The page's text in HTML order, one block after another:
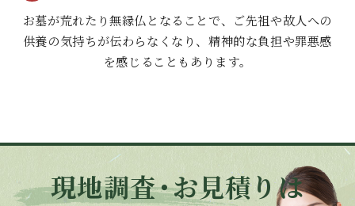
お墓が荒れたり無縁仏となることで、ご先祖や故人への
供養の気持ちが伝わらなくなり、精神的な負担や罪悪感
を感じることもあります。
現地調査・お見積りは